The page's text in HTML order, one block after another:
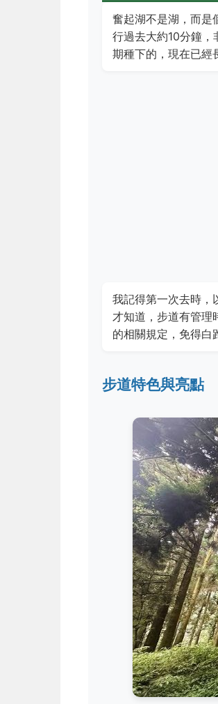
奮起湖不是湖，而是
行過去大約10分鐘
期種下的，現在已經
我記得第一次去時，
才知道，步道有管理
的相關規定，免得白
步道特色與亮點